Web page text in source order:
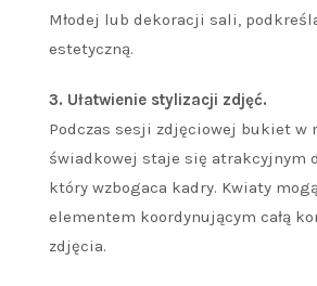
Młodej lub dekoracji sali,
estetyczną.
3. Ułatwienie stylizacji zdjęć.
Podczas sesji zdjęciowej bukiet w
świadkowej staje się atrakcyjnym
który wzbogaca kadry. Kwiaty
elementem koordynującym całą
zdjęcia.